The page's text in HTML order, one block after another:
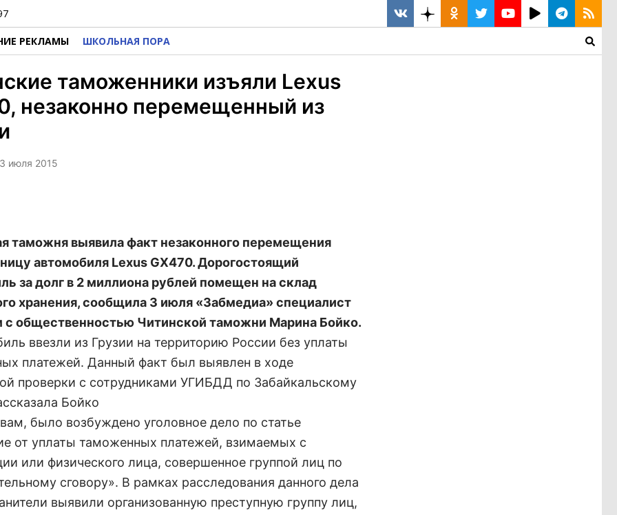
РЕКЛАМЫ ШКОЛЬНАЯ ПОРА
таможенники изъяли Lexus
незаконно перемещенный из
июля 2015
таможня выявила факт незаконного перемещения
автомобиля Lexus GX470. Дорогостоящий
за долг в 2 миллиона рублей помещен на склад
хранения, сообщила 3 июля «Забмедиа» специалист
с общественностью Читинской таможни Марина Бойко.
ввезли из Грузии на территорию России без уплаты
платежей. Данный факт был выявлен в ходе
проверки с сотрудниками УГИБДД по Забайкальскому
Бойко
было возбуждено уголовное дело по статье
от уплаты таможенных платежей, взимаемых с
или физического лица, совершенное группой лиц по
сговору». В рамках расследования данного дела
выявили организованную преступную группу лиц,